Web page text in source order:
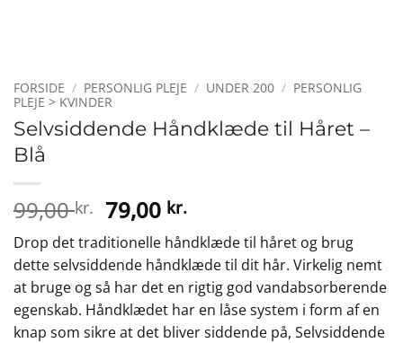
FORSIDE / PERSONLIG PLEJE / UNDER 200 / PERSONLIG
PLEJE > KVINDER
Selvsiddende Håndklæde til Håret –
Blå
99,00kr. Den
oprindelige
pris
var:
99,00 kr..
79,00 kr.Den
aktuelle
pris
er:
79,00 kr..
Drop det traditionelle håndklæde til håret og brug
dette selvsiddende håndklæde til dit hår. Virkelig nemt
at bruge og så har det en rigtig god vandabsorberende
egenskab. Håndklædet har en låse system i form af en
knap som sikre at det bliver siddende på, Selvsiddende